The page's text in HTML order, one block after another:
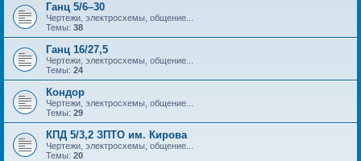
Ганц 5/6–30
Чертежи, электросхемы, общение...
Темы: 38
Ганц 16/27,5
Чертежи, электросхемы, общение...
Темы: 24
Кондор
Чертежи, электросхемы, общение...
Темы: 29
КПД 5/3,2 ЗПТО им. Кирова
Чертежи, электросхемы, общение...
Темы: 20